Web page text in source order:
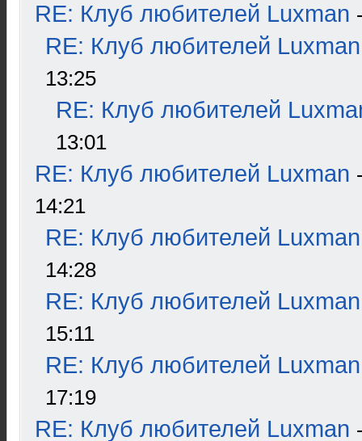
RE: Клуб любителей Luxman
RE: Клуб любителей Luxman
13:25
RE: Клуб любителей
13:01
RE: Клуб любителей Luxman
14:21
RE: Клуб любителей Luxman
14:28
RE: Клуб любителей Luxman
15:11
RE: Клуб любителей Luxman
17:19
RE: Клуб любителей Luxman